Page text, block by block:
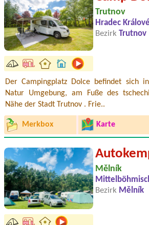
Trutnov
Hradec
Bezirk
Trutnov
Der Campingplatz Dolce befindet sich
Natur Umgebung, am Fuße des
Nähe der Stadt Trutnov . Frie..
Merkbox Karte
Mělník
Bezirk Mělník